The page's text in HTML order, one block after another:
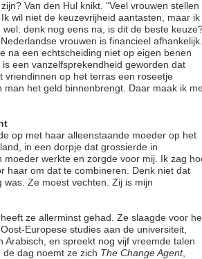
Van den Hul knikt. “Veel vrouwen stellen
wil niet de keuzevrijheid aantasten, maar ik
denk nog eens na, is dit de beste
vrouwen is financieel afhankelijk.
na een echtscheiding niet op eigen benen
is een vanzelfsprekendheid geworden dat
vriendinnen op het terras een roseetje
man het geld binnenbrengt. Daar maak ik
op met haar alleenstaande moeder op het
in een dorpje dat grossierde in
moeder werkte en zorgde voor mij. Ik zag
haar om dat te combineren. Denk niet dat
was. Ze moest vechten. Zij is mijn
ze allerminst gehad. Ze slaagde voor
Europese studies aan de universiteit,
Arabisch, en spreekt nog vijf vreemde talen
de dag noemt ze zich The Change Agent,